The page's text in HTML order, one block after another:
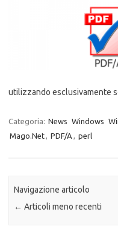
utilizzando esclusivamente
Categoria: News Windows
Mago.Net, PDF/A , perl
Navigazione articolo
← Articoli meno recenti